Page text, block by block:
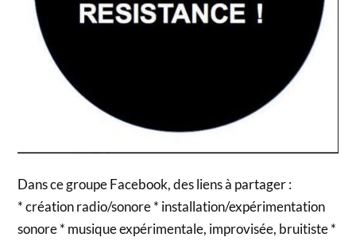
Dans ce groupe Facebook, des liens à partager :
* création radio/sonore * installation/expérimentation
sonore * musique expérimentale, improvisée, bruitiste *